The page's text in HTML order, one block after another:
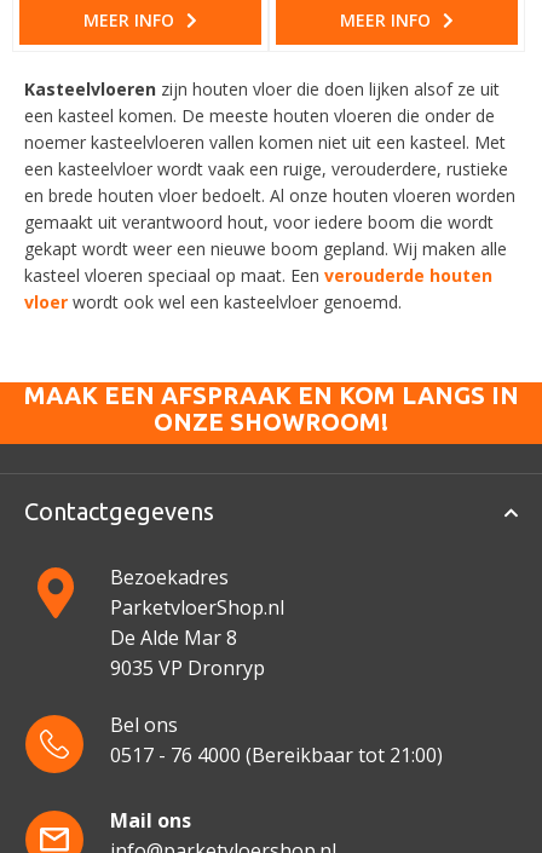
MEER INFO MEER INFO
Kasteelvloeren zijn houten vloer die doen lijken alsof ze uit
een kasteel komen. De meeste houten vloeren die onder de
noemer kasteelvloeren vallen komen niet uit een kasteel. Met
een kasteelvloer wordt vaak een ruige, verouderdere, rustieke
en brede houten vloer bedoelt. Al onze houten vloeren worden
gemaakt uit verantwoord hout, voor iedere boom die wordt
gekapt wordt weer een nieuwe boom gepland. Wij maken alle
kasteel vloeren speciaal op maat. Een verouderde houten
vloer wordt ook wel een kasteelvloer genoemd.
MAAK EEN AFSPRAAK EN KOM LANGS IN
ONZE SHOWROOM!
Contactgegevens
Bezoekadres
ParketvloerShop.nl
De Alde Mar 8
9035 VP Dronryp
Bel ons
0517 - 76 4000 (Bereikbaar tot 21:00)
Mail ons